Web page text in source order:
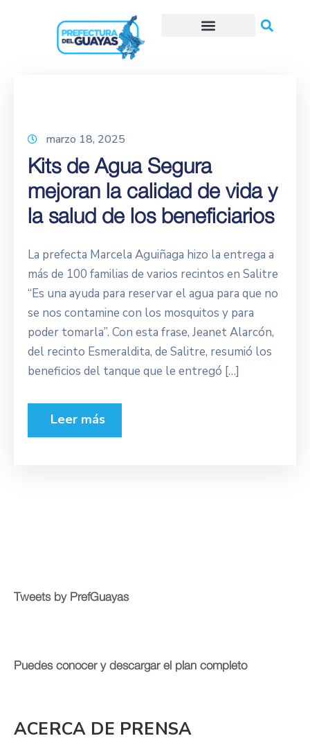
marzo 18, 2025
Kits de Agua Segura
mejoran la calidad de vida y
la salud de los beneficiarios
La prefecta Marcela Aguiñaga hizo la entrega a
más de 100 familias de varios recintos en Salitre
“Es una ayuda para reservar el agua para que no
se nos contamine con los mosquitos y para
poder tomarla”. Con esta frase, Jeanet Alarcón,
del recinto Esmeraldita, de Salitre, resumió los
beneficios del tanque que le entregó […]
Leer más
Tweets by PrefGuayas
Puedes conocer y descargar el plan completo
ACERCA DE PRENSA